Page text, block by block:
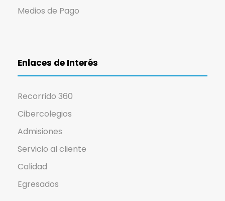
Medios de Pago
Enlaces de Interés
Recorrido 360
Cibercolegios
Admisiones
Servicio al cliente
Calidad
Egresados